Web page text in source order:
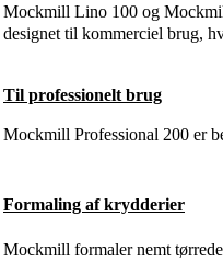
Mockmill Lino 100 og
designet til kommerciel brug,
Til professionelt brug
Mockmill Professional 200 er
Formaling af krydderier
Mockmill formaler nemt